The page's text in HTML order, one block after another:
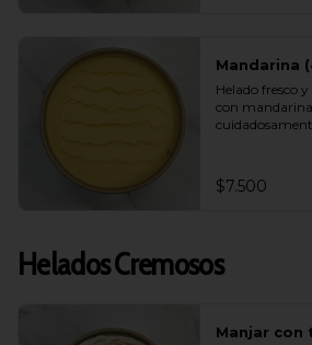
Mandarina
Helado fresco
con
vibrante ideal
opciones
$7.500
Helados Cremosos
Manjar con